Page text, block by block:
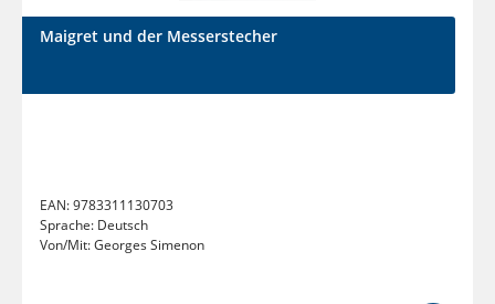
Maigret und der Messerstecher
EAN:9783311130703
Sprache: Deutsch
Von/Mit:Georges Simenon